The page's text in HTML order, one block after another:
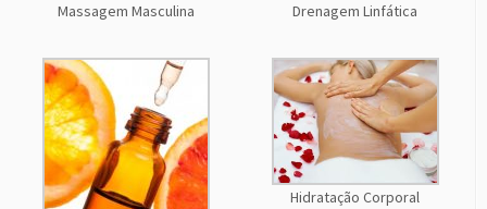
Massagem Masculina Drenagem Linfática
Hidratação Corporal